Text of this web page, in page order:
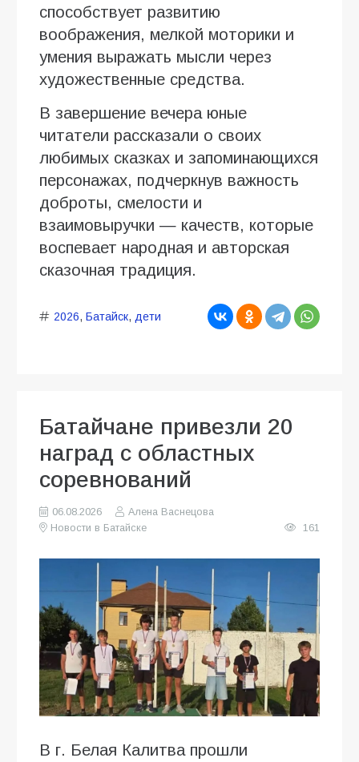
способствует развитию
воображения, мелкой моторики и
умения выражать мысли через
художественные средства.
В завершение вечера юные
читатели рассказали о своих
любимых сказках и запоминающихся
персонажах, подчеркнув важность
доброты, смелости и
взаимовыручки — качеств, которые
воспевает народная и авторская
сказочная традиция.
2026, Батайск, дети
Батайчане привезли 20
наград с областных
соревнований
06.08.2026
Алена Васнецова
Новости в Батайске
161
В г. Белая Калитва прошли